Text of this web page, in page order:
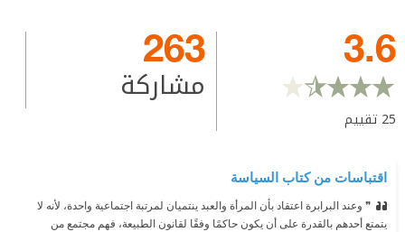
3.6
25 تقييم
263
مشاركة
اقتباسات من كتاب السياسة
❞ وعند البرابرة اعتقاد بأن المرأة والعبد ينتميان لمرتبة اجتماعية واحدة، لأنه لا
يتمتع أحدهم بالقدرة على أن يكون حاكمًا وفقًا لقانون الطبيعة، فهم مجتمع من